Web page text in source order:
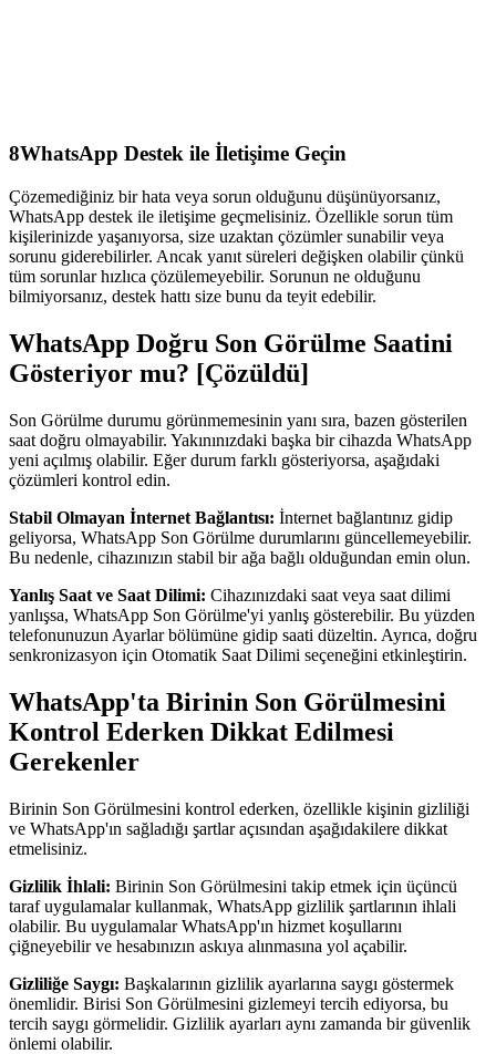
8WhatsApp Destek ile İletişime Geçin
Çözemediğiniz bir hata veya sorun olduğunu düşünüyorsanız,
WhatsApp destek ile iletişime geçmelisiniz. Özellikle sorun tüm
kişilerinizde yaşanıyorsa, size uzaktan çözümler sunabilir veya
sorunu giderebilirler. Ancak yanıt süreleri değişken olabilir çünkü
tüm sorunlar hızlıca çözülemeyebilir. Sorunun ne olduğunu
bilmiyorsanız, destek hattı size bunu da teyit edebilir.
WhatsApp Doğru Son Görülme Saatini
Gösteriyor mu? [Çözüldü]
Son Görülme durumu görünmemesinin yanı sıra, bazen gösterilen
saat doğru olmayabilir. Yakınınızdaki başka bir cihazda WhatsApp
yeni açılmış olabilir. Eğer durum farklı gösteriyorsa, aşağıdaki
çözümleri kontrol edin.
Stabil Olmayan İnternet Bağlantısı: İnternet bağlantınız gidip
geliyorsa, WhatsApp Son Görülme durumlarını güncellemeyebilir.
Bu nedenle, cihazınızın stabil bir ağa bağlı olduğundan emin olun.
Yanlış Saat ve Saat Dilimi: Cihazınızdaki saat veya saat dilimi
yanlışsa, WhatsApp Son Görülme'yi yanlış gösterebilir. Bu yüzden
telefonunuzun Ayarlar bölümüne gidip saati düzeltin. Ayrıca, doğru
senkronizasyon için Otomatik Saat Dilimi seçeneğini etkinleştirin.
WhatsApp'ta Birinin Son Görülmesini
Kontrol Ederken Dikkat Edilmesi
Gerekenler
Birinin Son Görülmesini kontrol ederken, özellikle kişinin gizliliği
ve WhatsApp'ın sağladığı şartlar açısından aşağıdakilere dikkat
etmelisiniz.
Gizlilik İhlali: Birinin Son Görülmesini takip etmek için üçüncü
taraf uygulamalar kullanmak, WhatsApp gizlilik şartlarının ihlali
olabilir. Bu uygulamalar WhatsApp'ın hizmet koşullarını
çiğneyebilir ve hesabınızın askıya alınmasına yol açabilir.
Gizliliğe Saygı: Başkalarının gizlilik ayarlarına saygı göstermek
önemlidir. Birisi Son Görülmesini gizlemeyi tercih ediyorsa, bu
tercih saygı görmelidir. Gizlilik ayarları aynı zamanda bir güvenlik
önlemi olabilir.